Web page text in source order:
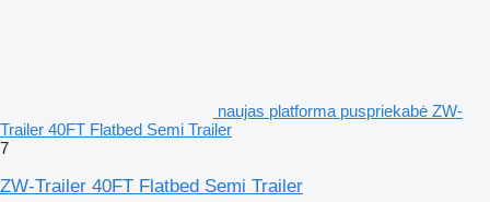
naujas platforma puspriekabė ZW-
Trailer 40FT Flatbed Semi Trailer
7
ZW-Trailer 40FT Flatbed Semi Trailer